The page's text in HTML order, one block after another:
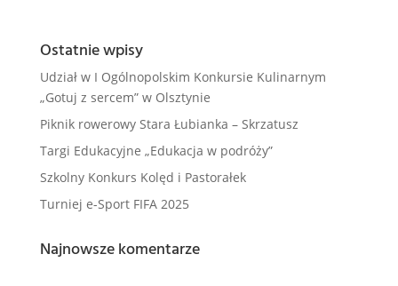
Ostatnie wpisy
Udział w I Ogólnopolskim Konkursie Kulinarnym
„Gotuj z sercem” w Olsztynie
Piknik rowerowy Stara Łubianka – Skrzatusz
Targi Edukacyjne „Edukacja w podróży”
Szkolny Konkurs Kolęd i Pastorałek
Turniej e-Sport FIFA 2025
Najnowsze komentarze